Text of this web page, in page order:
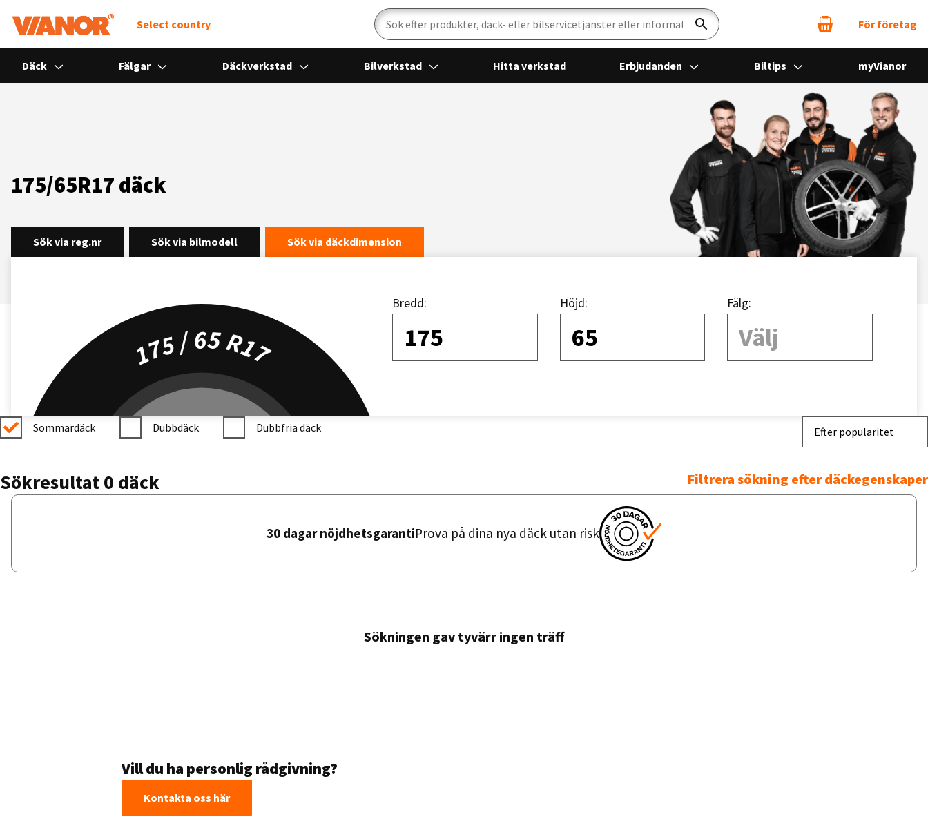
Select country Sök För företag
Däck Fälgar Däckverkstad Bilverkstad Hitta verkstad Erbjudanden Biltips myVianor
175/65R17 däck
Sök via reg.nr Sök via bilmodell Sök via däckdimension
175 / 65 R17
Bredd:
175
Höjd:
65
Fälg:
Välj
Sommardäck Dubbdäck Dubbfria däck Efter popularitet
Sökresultat 0 däck Filtrera sökning efter däckegenskaper
30 dagar nöjdhetsgarantiProva på dina nya däck utan risk
Sökningen gav tyvärr ingen träff
Vill du ha personlig rådgivning?
Kontakta oss här